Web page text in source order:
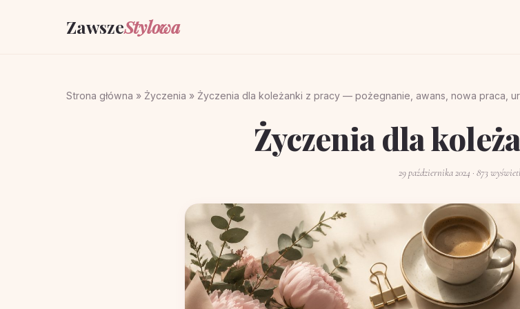
ZawszeStylowa
Strona główna » Życzenia » Życzenia dla koleżanki z pracy — pożegnanie, awans, nowa praca,
Życzenia dla
29 października 2024 · 873